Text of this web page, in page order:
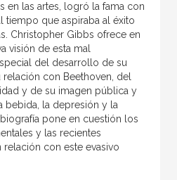
en las artes, logró la fama con
tiempo que aspiraba al éxito
Christopher Gibbs ofrece en
visión de esta mal
del desarrollo de su
relación con Beethoven, del
y de su imagen pública y
bebida, la depresión y la
pone en cuestión los
y las recientes
relación con este evasivo